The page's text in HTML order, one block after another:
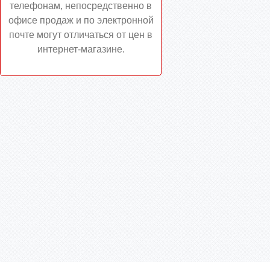
телефонам, непосредственно в
офисе продаж и по электронной
почте могут отличаться от цен в
интернет-магазине.